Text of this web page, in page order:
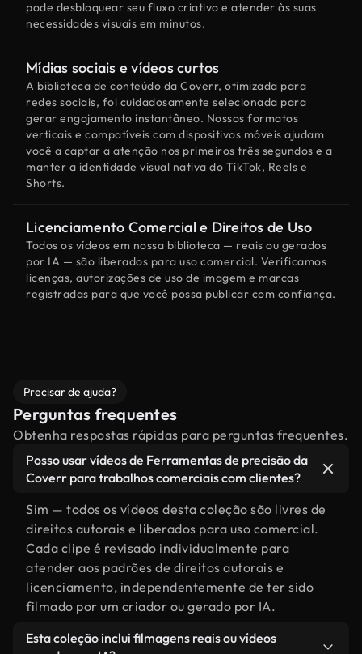
pode desbloquear seu fluxo criativo e atender às suas
necessidades visuais em minutos.
Mídias sociais e vídeos curtos
A biblioteca de conteúdo da Coverr, otimizada para
redes sociais, foi cuidadosamente selecionada para
gerar engajamento instantâneo. Nossos formatos
verticais e compatíveis com dispositivos móveis ajudam
você a captar a atenção nos primeiros três segundos e a
manter a identidade visual nativa do TikTok, Reels e
Shorts.
Licenciamento Comercial e Direitos de Uso
Todos os vídeos em nossa biblioteca — reais ou gerados
por IA — são liberados para uso comercial. Verificamos
licenças, autorizações de uso de imagem e marcas
registradas para que você possa publicar com confiança.
Precisar de ajuda?
Perguntas frequentes
Obtenha respostas rápidas para perguntas frequentes.
Posso usar vídeos de Ferramentas de precisão da
Coverr para trabalhos comerciais com clientes?
Sim — todos os vídeos desta coleção são livres de
direitos autorais e liberados para uso comercial.
Cada clipe é revisado individualmente para
atender aos padrões de direitos autorais e
licenciamento, independentemente de ter sido
filmado por um criador ou gerado por IA.
Esta coleção inclui filmagens reais ou vídeos